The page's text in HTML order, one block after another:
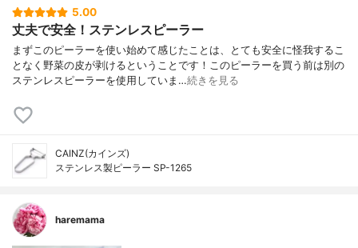
5.00
丈夫で安全！ステンレスピーラー
まずこのピーラーを使い始めて感じたことは、とても安全に怪我するこ
となく野菜の皮が剥けるということです！このピーラーを買う前は別の
ステンレスピーラーを使用していま…続きを見る
CAINZ(カインズ)
ステンレス製ピーラー SP-1265
haremama